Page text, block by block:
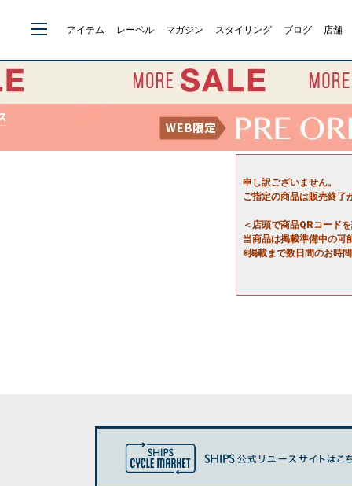
アイテム レーベル マガジン スタイリング ブログ 店舗
申し訳ございません。
ご指定の商品は販売終了
＜店頭で商品QRコード
当商品は掲載準備中の可
※掲載まで数日間のお時